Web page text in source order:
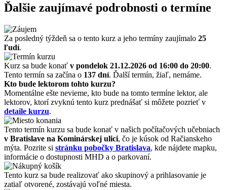
Ďalšie zaujímavé podrobnosti o termíne
Za posledný týždeň sa o tento kurz a jeho termíny zaujímalo 25
ľudí.
Kurz sa bude konať v pondelok 21.12.2026 od 16:00 do 20:00.
Tento termín sa začína o 137 dní. Ďalší termín, žiaľ, nemáme.
Kto bude lektorom tohto kurzu?
Momentálne ešte nevieme, kto bude na tomto termíne lektor, ale
lektorov, ktorí zvyknú tento kurz prednášať si môžete pozrieť v
detaile kurzu.
Tento termín kurzu sa bude konať v našich počítačových učebniach
v Bratislave na Kominárskej ulici, čo je kúsok od Račianskeho
mýta. Pozrite si stránku pobočky Bratislava, kde nájdete mapku,
informácie o dostupnosti MHD a o parkovaní.
Tento kurz sa bude realizovať ako skupinový a prihlasovanie je
zatiaľ otvorené, zostávajú voľné miesta.